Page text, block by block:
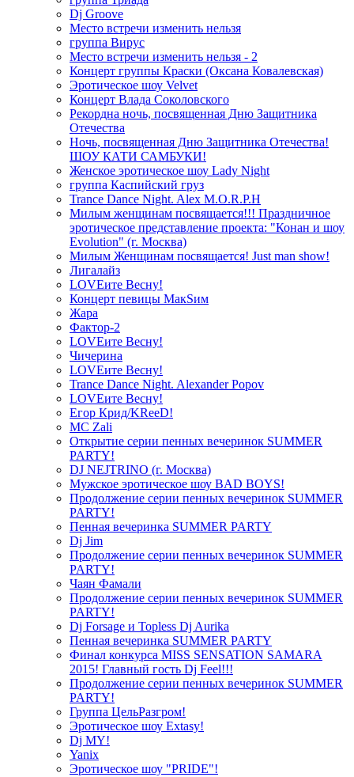
Dj Groove
Место встречи изменить нельзя
группа Вирус
Место встречи изменить нельзя - 2
Концерт группы Краски (Оксана Ковалевская)
Эротическое шоу Velvet
Концерт Влада Соколовского
Рекордна ночь, посвященная Дню Защитника
Отечества
Ночь, посвященная Дню Защитника Отечества!
ШОУ КАТИ САМБУКИ!
Женское эротическое шоу Lady Night
группа Каспийский груз
Trance Dance Night. Alex M.O.R.P.H
Милым женщинам посвящается!!! Праздничное
эротическое представление проекта: "Конан и шоу
Evolution" (г. Москва)
Милым Женщинам посвящается! Just man show!
Лигалайз
LOVEите Весну!
Концерт певицы МакSим
Жара
Фактор-2
LOVEите Весну!
Чичерина
LOVEите Весну!
Trance Dance Night. Alexander Popov
LOVEите Весну!
Егор Крид/KReeD!
MC Zali
Открытие серии пенных вечеринок SUMMER
PARTY!
DJ NEJTRINO (г. Москва)
Мужское эротическое шоу BAD BOYS!
Продолжение серии пенных вечеринок SUMMER
PARTY!
Пенная вечеринка SUMMER PARTY
Dj Jim
Продолжение серии пенных вечеринок SUMMER
PARTY!
Чаян Фамали
Продолжение серии пенных вечеринок SUMMER
PARTY!
Dj Forsage и Topless Dj Aurika
Пенная вечеринка SUMMER PARTY
Финал конкурса MISS SENSATION SAMARA
2015! Главный гость Dj Feel!!!
Продолжение серии пенных вечеринок SUMMER
PARTY!
Группа ЦельРазгром!
Эротическое шоу Extasy!
Dj MY!
Yanix
Эротическое шоу "PRIDE"!